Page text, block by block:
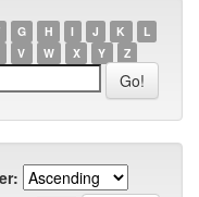
G H I J K
L
V W X Y Z